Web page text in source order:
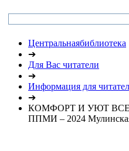
Центральнаябиблиотека
➔
Для Вас читатели
➔
Информация для
➔
КОМФОРТ И УЮТ
ППМИ – 2024